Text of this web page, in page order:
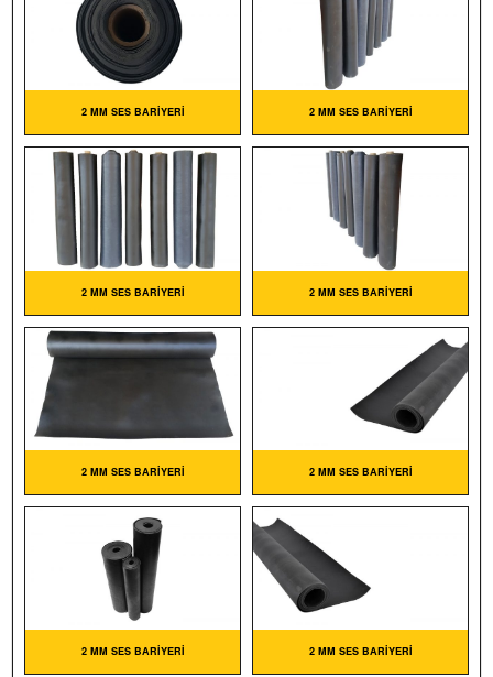
2 MM SES BARIYERI 2 MM SES BARIYERI
2 MM SES BARIYERI 2 MM SES BARIYERI
2 MM SES BARIYERI 2 MM SES BARIYERI
2 MM SES BARIYERI 2 MM SES BARIYERI
GÖRSELLERI